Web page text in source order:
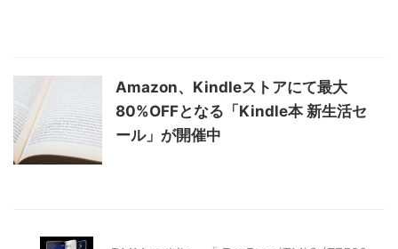
Amazon、Kindleストアにて最大
80%OFFとなる「Kindle本 新生活セ
ール」が開催中